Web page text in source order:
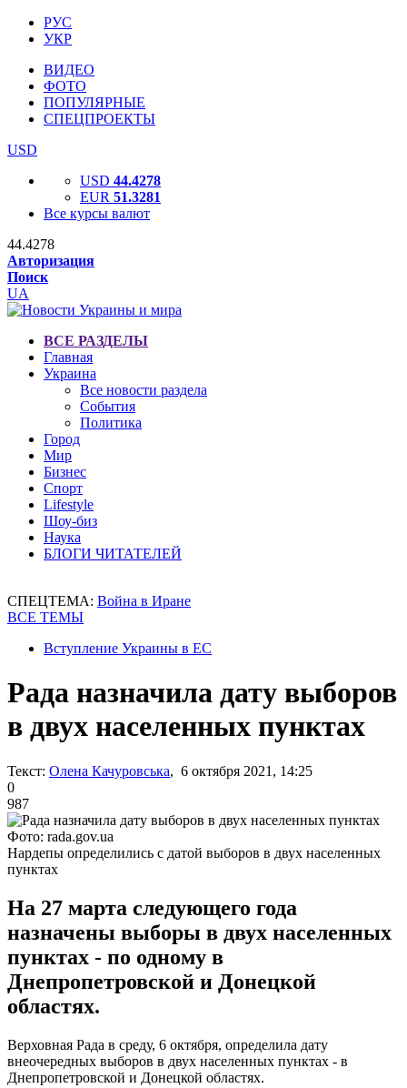
РУС
УКР
ВИДЕО
ФОТО
ПОПУЛЯРНЫЕ
СПЕЦПРОЕКТЫ
USD
USD 44.4278
EUR 51.3281
Все курсы валют
44.4278
Авторизация
Поиск
UA
ВСЕ РАЗДЕЛЫ
Главная
Украина
Все новости раздела
События
Политика
Город
Мир
Бизнес
Спорт
Lifestyle
Шоу-биз
Наука
БЛОГИ ЧИТАТЕЛЕЙ
СПЕЦТЕМА: Война в Иране
ВСЕ ТЕМЫ
Вступление Украины в ЕС
Рада назначила дату выборов
в двух населенных пунктах
Текст: Олена Качуровська, 6 октября 2021, 14:25
0
987
Фото: rada.gov.ua
Нардепы определились с датой выборов в двух населенных
пунктах
На 27 марта следующего года
назначены выборы в двух населенных
пунктах - по одному в
Днепропетровской и Донецкой
областях.
Верховная Рада в среду, 6 октября, определила дату
внеочередных выборов в двух населенных пунктах - в
Днепропетровской и Донецкой областях.